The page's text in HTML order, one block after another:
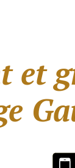
et